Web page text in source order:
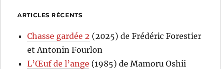
ARTICLES RÉCENTS
Chasse gardée 2 (2025) de Frédéric Forestier
et Antonin Fourlon
L’Œuf de l’ange (1985) de Mamoru Oshii